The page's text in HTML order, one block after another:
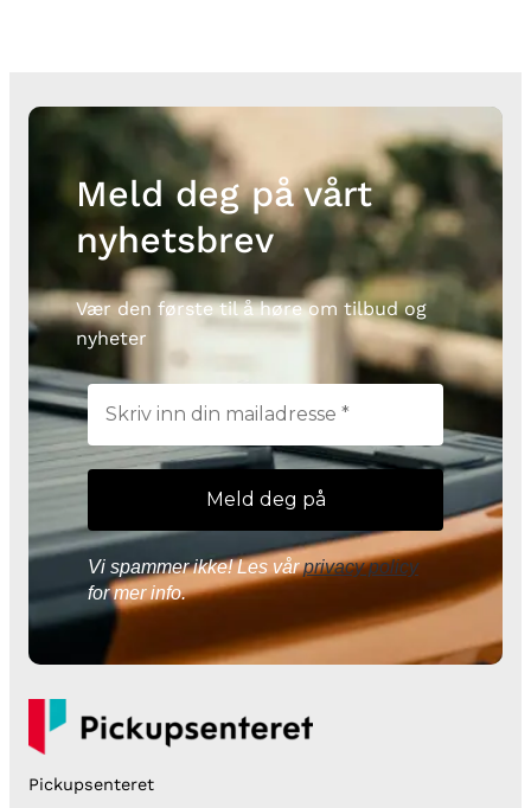
Meld deg på vårt
nyhetsbrev
Vær den første til å høre om tilbud og
nyheter
Vi spammer ikke! Les vårprivacy policy
for mer info.
Pickupsenteret